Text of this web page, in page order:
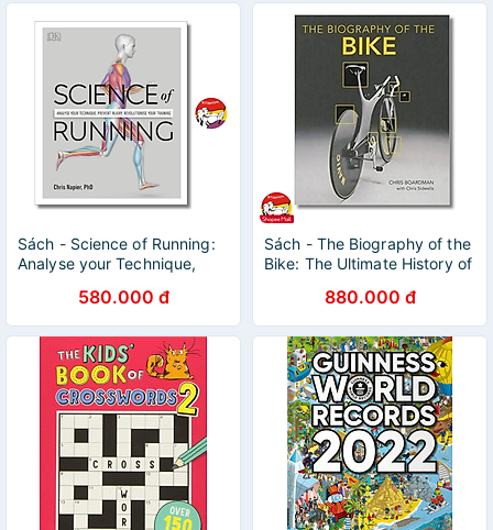
Sách - Science of Running:
Analyse your Technique,
your Training580.000 đ
Sách - The Biography of the
Bike: The Ultimate History of
Boardman880.000 đ